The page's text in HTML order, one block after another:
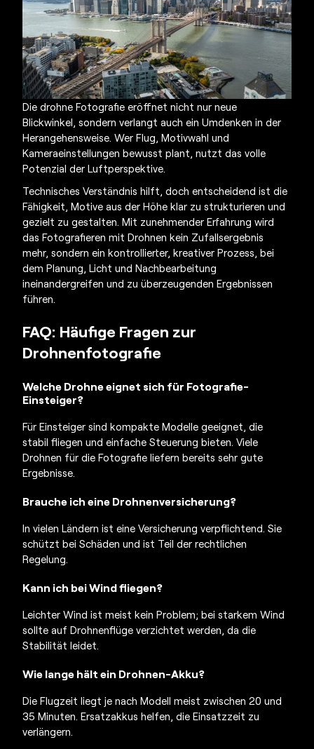
Diedrohne Fotografie eröffnet nicht nur neue
Blickwinkel, sondern verlangt auch ein Umdenken in der
Herangehensweise. Wer Flug, Motivwahl und
Kameraeinstellungen bewusst plant, nutzt das volle
Potenzial der Luftperspektive.
Technisches Verständnis hilft, doch entscheidend ist die
Fähigkeit, Motive aus der Höhe klar zu strukturieren und
gezielt zu gestalten. Mit zunehmender Erfahrung wird
das Fotografieren mit Drohnen kein Zufallsergebnis
mehr, sondern ein kontrollierter, kreativer Prozess, bei
dem Planung, Licht und Nachbearbeitung
ineinandergreifen und zu überzeugenden Ergebnissen
führen.
FAQ: Häufige Fragen zur
Drohnenfotografie
Welche Drohne eignet sich für Fotografie-
Einsteiger?
Für Einsteiger sind kompakte Modelle geeignet, die
stabil fliegen und einfache Steuerung bieten. Viele
Drohnen für die Fotografie liefern bereits sehr gute
Ergebnisse.
Brauche ich eine Drohnenversicherung?
In vielen Ländern ist eine Versicherung verpflichtend. Sie
schützt bei Schäden und ist Teil der rechtlichen
Regelung.
Kann ich bei Wind fliegen?
Leichter Wind ist meist kein Problem; bei starkem Wind
sollte auf Drohnenflüge verzichtet werden, da die
Stabilität leidet.
Wie lange hält ein Drohnen-Akku?
Die Flugzeit liegt je nach Modell meist zwischen 20 und
35 Minuten. Ersatzakkus helfen, die Einsatzzeit zu
verlängern.